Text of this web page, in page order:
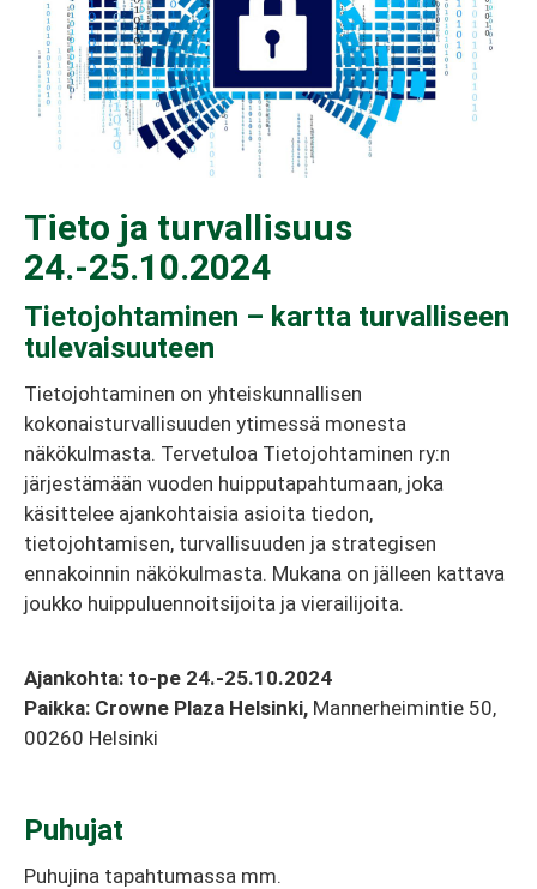
Tieto ja turvallisuus
24.-25.10.2024
Tietojohtaminen – kartta turvalliseen
tulevaisuuteen
Tietojohtaminen on yhteiskunnallisen
kokonaisturvallisuuden ytimessä monesta
näkökulmasta. Tervetuloa Tietojohtaminen ry:n
järjestämään vuoden huipputapahtumaan, joka
käsittelee ajankohtaisia asioita tiedon,
tietojohtamisen, turvallisuuden ja strategisen
ennakoinnin näkökulmasta. Mukana on jälleen kattava
joukko huippuluennoitsijoita ja vierailijoita.
Ajankohta: to-pe 24.-25.10.2024
Paikka: Crowne Plaza Helsinki, Mannerheimintie 50,
00260 Helsinki
Puhujat
Puhujina tapahtumassa mm.